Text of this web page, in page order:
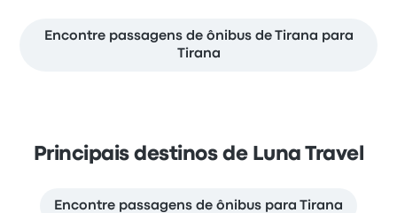
Encontre passagens de ônibus de Tirana para
Tirana
Principais destinos de Luna Travel
Encontre passagens de ônibus para Tirana